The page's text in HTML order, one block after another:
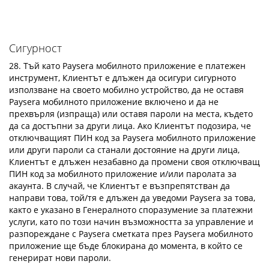
Сигурност
28. Тъй като Paysera мобилното приложение е платежен
инструмент, Клиентът е длъжен да осигури сигурното
използване на своето мобилно устройство, да не оставя
Paysera мобилното приложение включено и да не
прехвърля (изпраща) или оставя пароли на места, където
да са достъпни за други лица. Ако Клиентът подозира, че
отключващият ПИН код за Paysera мобилното приложение
или други пароли са станали достояние на други лица,
Клиентът е длъжен незабавно да промени своя отключващ
ПИН код за мобилното приложение и/или паролата за
акаунта. В случай, че Клиентът е възпрепятстван да
направи това, той/тя е длъжен да уведоми Paysera за това,
както е указано в Генералното споразумение за платежни
услуги, като по този начин възможността за управление и
разпореждане с Paysera сметката през Paysera мобилното
приложение ще бъде блокирана до момента, в който се
генерират нови пароли.